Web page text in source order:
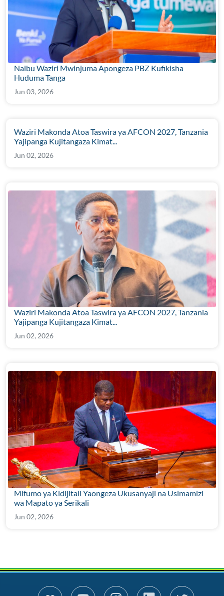
Naibu Waziri Mwinjuma Apongeza PBZ Kufikisha
Huduma Tanga
Jun 03, 2026
Waziri Makonda Atoa Taswira ya AFCON 2027, Tanzania
Yajipanga Kujitangaza Kimat...
Jun 02, 2026
Waziri Makonda Atoa Taswira ya AFCON 2027, Tanzania
Yajipanga Kujitangaza Kimat...
Jun 02, 2026
Mifumo ya Kidijitali Yaongeza Ukusanyaji na Usimamizi
wa Mapato ya Serikali
Jun 02, 2026